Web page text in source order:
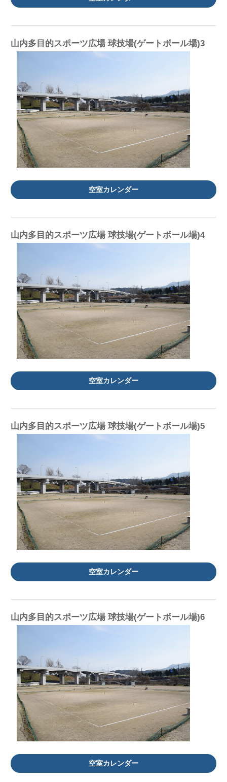
山内多目的スポーツ広場 球技場(ゲートボール場)3
空室カレンダー
山内多目的スポーツ広場 球技場(ゲートボール場)4
空室カレンダー
山内多目的スポーツ広場 球技場(ゲートボール場)5
空室カレンダー
山内多目的スポーツ広場 球技場(ゲートボール場)6
空室カレンダー